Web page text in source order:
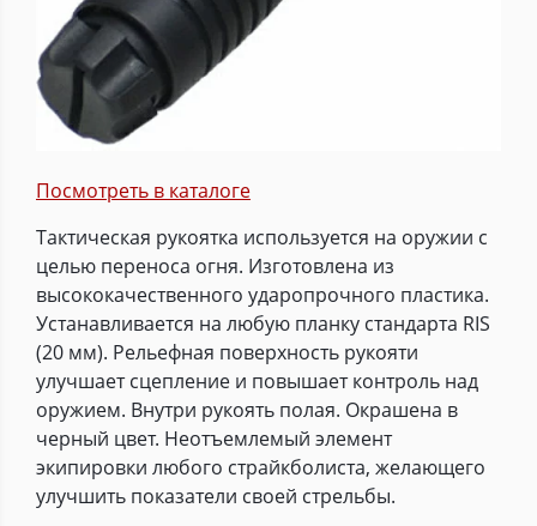
Посмотреть в каталоге
Тактическая рукоятка используется на оружии с
целью переноса огня. Изготовлена из
высококачественного ударопрочного пластика.
Устанавливается на любую планку стандарта RIS
(20 мм). Рельефная поверхность рукояти
улучшает сцепление и повышает контроль над
оружием. Внутри рукоять полая. Окрашена в
черный цвет. Неотъемлемый элемент
экипировки любого страйкболиста, желающего
улучшить показатели своей стрельбы.